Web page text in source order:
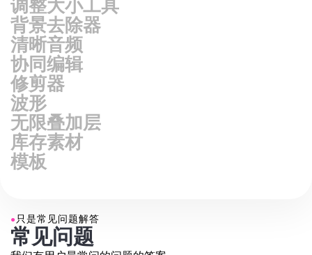
背景去除器
清晰音频
协同编辑
修剪器
波形
无限叠加层
库存素材
模板
常见问题
我们有用户最常问的问题的答案。